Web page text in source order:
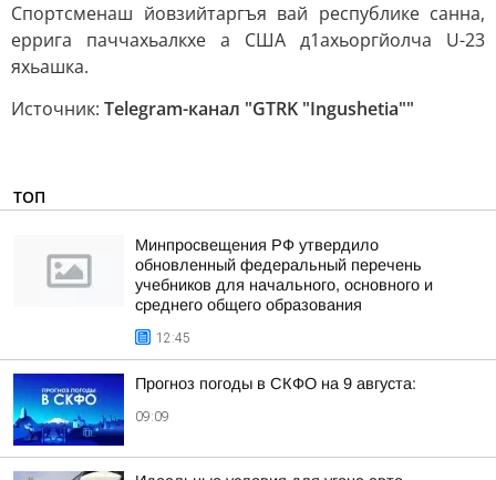
Спортсменаш йовзийтаргъя вай республике санна,
еррига паччахьалкхе а США д1ахьоргйолча U-23
яхьашка.
Источник: Telegram-канал "GTRK "Ingushetia""
ТОП
Минпросвещения РФ утвердило
обновленный федеральный перечень
учебников для начального, основного и
среднего общего образования
12:45
Прогноз погоды в СКФО на 9 августа:
09:09